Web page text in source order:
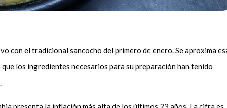
con el tradicional sancocho del primero de enero. Se aproxima
los ingredientes necesarios para su preparación han tenido